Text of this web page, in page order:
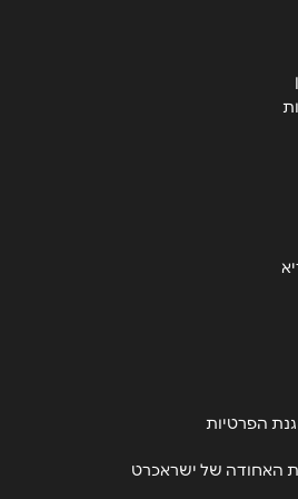
הפרטיות
האחודה של ישראכרט